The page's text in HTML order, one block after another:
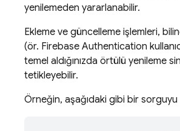
yenilemeden yararlanabilir.
Ekleme ve güncelleme işlemleri,
(ör. Firebase Authentication
temel aldığınızda örtülü yenileme
tetikleyebilir.
Örneğin, aşağıdaki gibi bir sorguyu